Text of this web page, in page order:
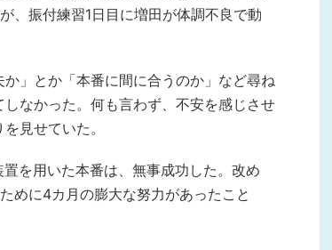
、振付練習1日目に増田が体調不良で動
」とか「本番に間に合うのか」など尋ね
なかった。何も言わず、不安を感じさせ
見せていた。
を用いた本番は、無事成功した。改め
めに4カ月の膨大な努力があったこと